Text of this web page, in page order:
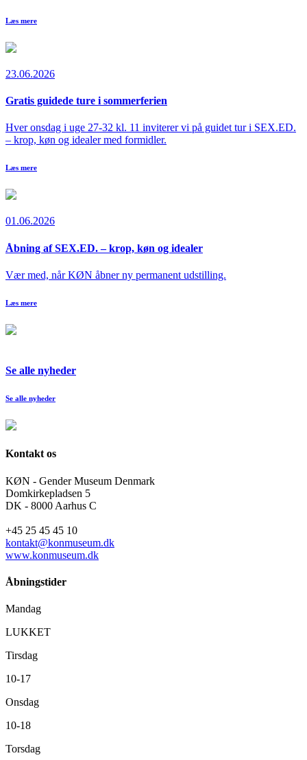
Læs mere
23.06.2026
Gratis guidede ture i sommerferien
Hver onsdag i uge 27-32 kl. 11 inviterer vi på guidet tur i SEX.ED.
– krop, køn og idealer med formidler.
Læs mere
01.06.2026
Åbning af SEX.ED. – krop, køn og idealer
Vær med, når KØN åbner ny permanent udstilling.
Læs mere
Se alle nyheder
Se alle nyheder
Kontakt os
KØN - Gender Museum Denmark
Domkirkepladsen 5
DK - 8000 Aarhus C
+45 25 45 45 10
kontakt@konmuseum.dk
www.konmuseum.dk
Åbningstider
Mandag
LUKKET
Tirsdag
10-17
Onsdag
10-18
Torsdag